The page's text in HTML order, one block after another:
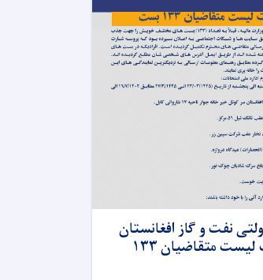
نفت و گاز افغانستان
در رابطه به شارت لیست متقاضیان ۱۳۳